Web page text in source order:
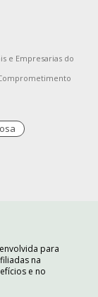
e Empresarias do
para
na
e no